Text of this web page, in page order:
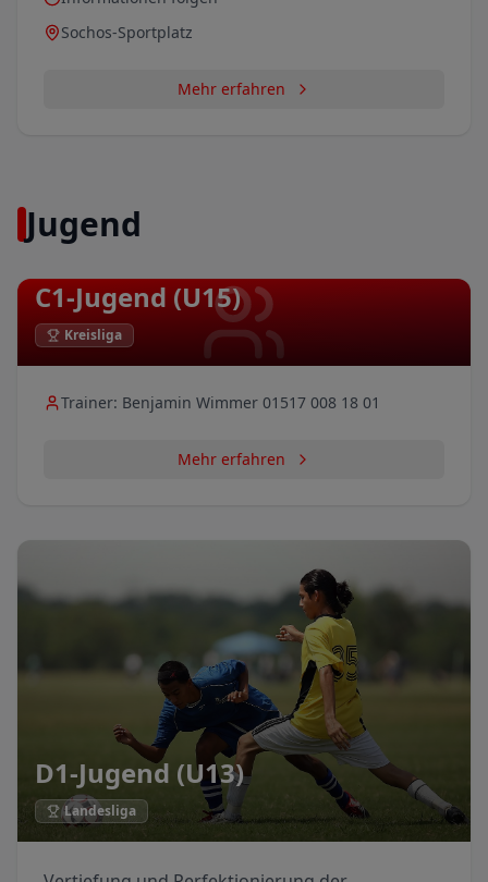
Sochos-Sportplatz
Mehr erfahren
Jugend
C1-Jugend (U15)
Kreisliga
Trainer: Benjamin Wimmer 01517 008 18 01
Mehr erfahren
D1-Jugend (U13)
Landesliga